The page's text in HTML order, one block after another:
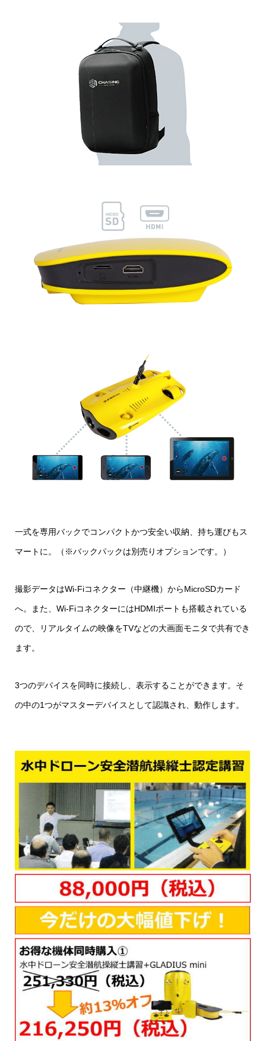
一式を専用バックでコンパクトかつ安全い収納、持ち運びもス
マートに。（※バックパックは別売りオプションです。）
撮影データはWi-Fiコネクター（中継機）からMicroSDカード
へ。また、Wi-FiコネクターにはHDMIポートも搭載されている
ので、リアルタイムの映像をTVなどの大画面モニタで共有でき
ます。
3つのデバイスを同時に接続し、表示することができます。そ
の中の1つがマスターデバイスとして認識され、動作します。